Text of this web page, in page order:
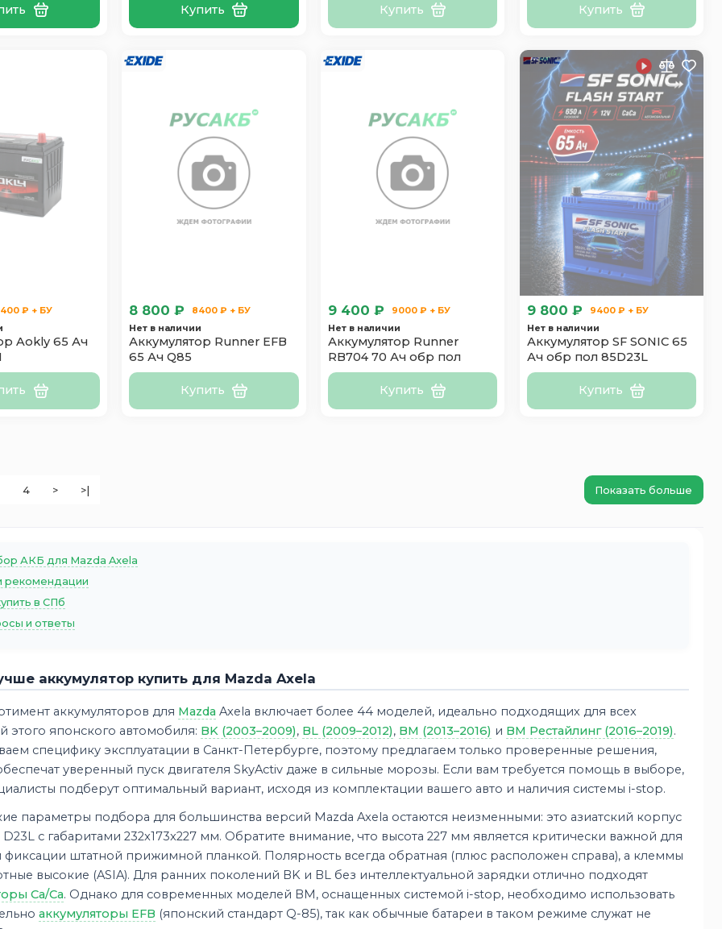
Купить
Купить Купить
₽ + БУ
Aokly 65 Ач
8 800 ₽
8400 ₽ + БУ
Нет в наличии
Аккумулятор Runner EFB
65 Ач Q85
Купить
9 400 ₽
9000 ₽ + БУ
Нет в наличии
Аккумулятор Runner
RB704 70 Ач обр пол
Купить
9 800 ₽
9400 ₽ + БУ
Нет в наличии
Аккумулятор SF SONIC 65
Ач обр пол 85D23L
Купить
4 > >| Показать больше
АКБ для Mazda Axela
рекомендации
в СПб
и ответы
аккумулятор купить для Mazda Axela
аккумуляторов для MazdaAxela включает более 44 моделей, идеально подходящих для всех
этого японского автомобиля: BK (2003–2009), BL (2009–2012), BM (2013–2016) и BM Рестайлинг (2016–2019).
специфику эксплуатации в Санкт-Петербурге, поэтому предлагаем только проверенные решения,
уверенный пуск двигателя SkyActiv даже в сильные морозы. Если вам требуется помощь в выборе,
подберут оптимальный вариант, исходя из комплектации вашего авто и наличия системы i-stop.
параметры подбора для большинства версий Mazda Axela остаются неизменными: это азиатский корпус
D23L с габаритами 232x173x227 мм. Обратите внимание, что высота 227 мм является критически важной для
фиксации штатной прижимной планкой. Полярность всегда обратная (плюс расположен справа), а клеммы
высокие (ASIA). Для ранних поколений BK и BL без интеллектуальной зарядки отлично подходят
Ca/Ca. Однако для современных моделей BM, оснащенных системой i-stop, необходимо использовать
аккумуляторы EFB (японский стандарт Q-85), так как обычные батареи в таком режиме служат не